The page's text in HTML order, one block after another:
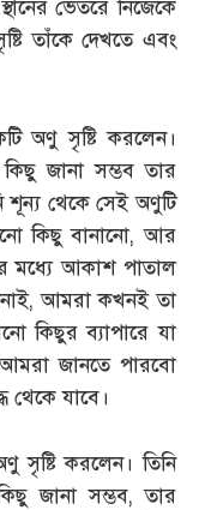
ভেতরে নিজেকে
তাঁকে দেখতে এবং
অণু সৃষ্টি করলেন।
জানা সম্ভব তার
শূন্য থেকে সেই অণুটি
কিছু বানানো, আর
মধ্যে আকাশ পাতাল
আমরা কখনই তা
কিছুর ব্যাপারে যা
জানতে পারবো
থেকে যাবে।
সৃষ্টি করলেন। তিনি
জানা সম্ভব, তার